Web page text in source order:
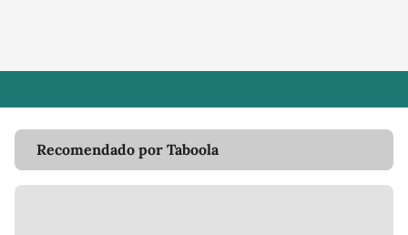
Recomendado por Taboola